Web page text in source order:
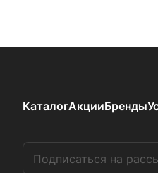
КаталогАкцииБренды